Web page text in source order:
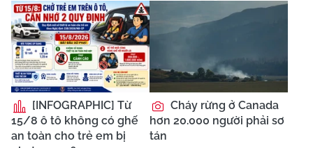
[INFOGRAPHIC] Từ
15/8 ô tô không có ghế
an toàn cho trẻ em bị
Cháy rừng ở Canada
hơn 20.000 người phải sơ
tán